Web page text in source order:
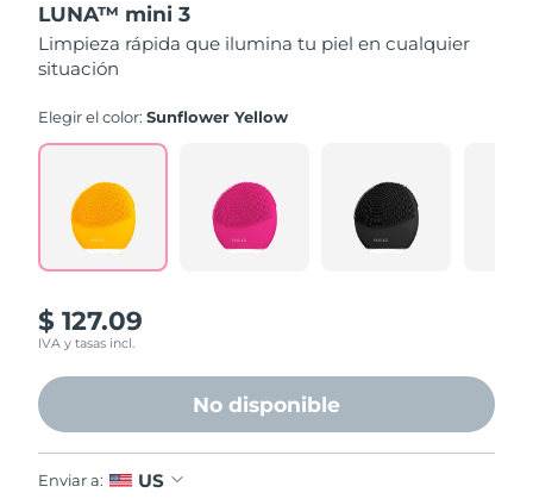
of
5
stars,
average
value.
Read
545
Same
page
link.
LUNA™ mini 3
Limpieza rápida que ilumina tu piel en cualquier
situación
Elegir el color:Sunflower Yellow
$ 127.09
IVA y tasas incl.
No disponible
Enviar a: US